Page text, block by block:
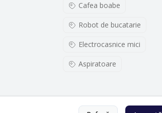
Cafea boabe
Robot de bucatarie
Electrocasnice mici
Aspiratoare